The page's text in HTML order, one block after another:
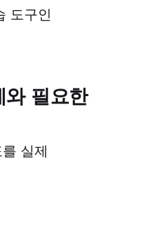
도구인
와 필요한
실제